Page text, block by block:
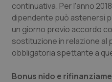
continuativa. Per l'anno
dipendente può astenersi
un giorno previo accordo
sostituzione in relazione al
obbligatoria spettante a
Bonus nido e